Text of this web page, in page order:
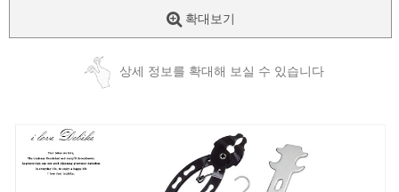
확대보기
상세 정보를 확대해 보실 수 있습니다